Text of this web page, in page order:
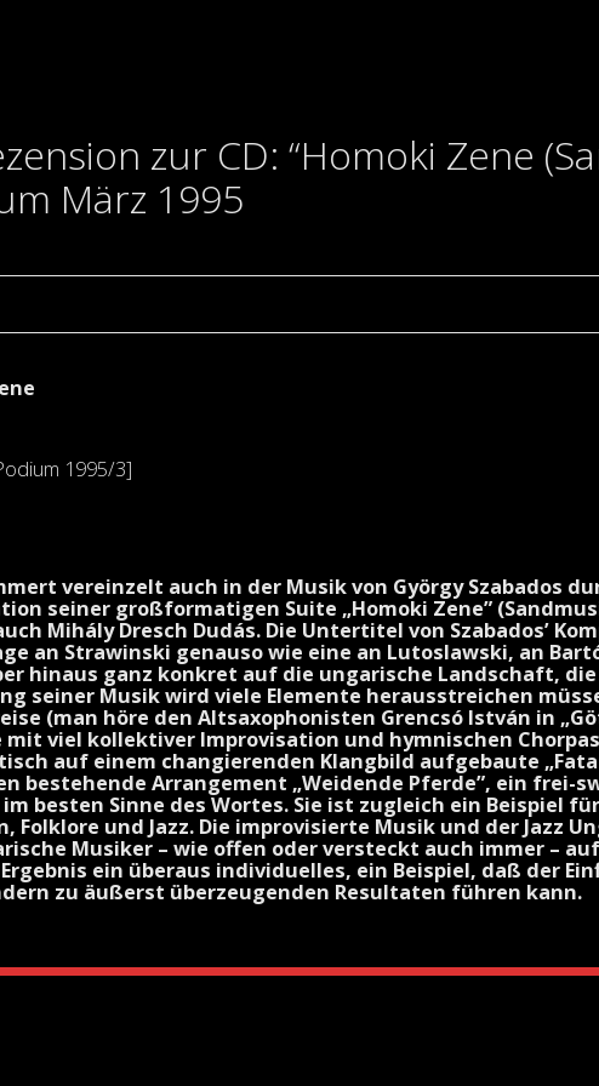
zur CD: “Homoki Zene
März 1995
1995/3]
vereinzelt auch in der Musik von György Szabados
seiner großformatigen Suite „Homoki Zene”
Mihály Dresch Dudás. Die Untertitel von Szabados’
an Strawinski genauso wie eine an Lutoslawski, an
hinaus ganz konkret auf die ungarische Landschaft, die
seiner Musik wird viele Elemente herausstreichen
(man höre den Altsaxophonisten Grencsó István in
viel kollektiver Improvisation und hymnischen
auf einem changierenden Klangbild aufgebaute
bestehende Arrangement „Weidende Pferde”, ein frei-
im besten Sinne des Wortes. Sie ist zugleich ein
Folklore und Jazz. Die improvisierte Musik und der Jazz
Musiker – wie offen oder versteckt auch immer –
ein überaus individuelles, ein Beispiel, daß der
zu äußerst überzeugenden Resultaten führen kann.